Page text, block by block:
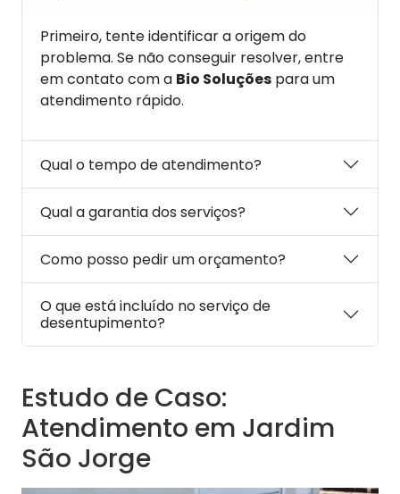
Primeiro, tente identificar a origem do
problema. Se não conseguir resolver, entre
em contato com a Bio Soluções para um
atendimento rápido.
Qual o tempo de atendimento?
Qual a garantia dos serviços?
Como posso pedir um orçamento?
O que está incluído no serviço de
desentupimento?
Estudo de Caso:
Atendimento em Jardim
São Jorge